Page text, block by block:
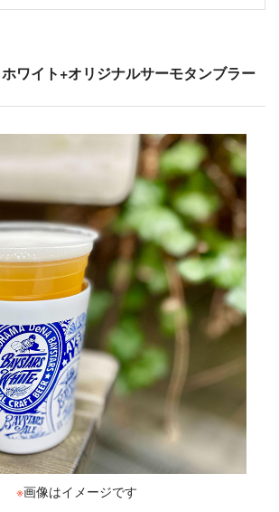
ワイト+オリジナルサーモタンブラー
※画像はイメージです